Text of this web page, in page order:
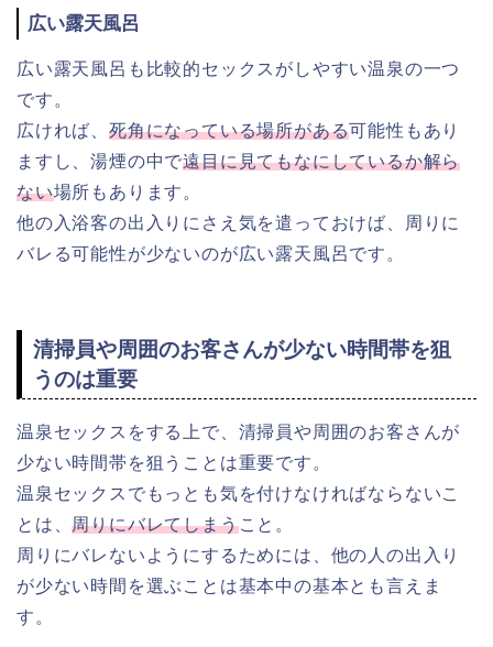
広い露天風呂
広い露天風呂も比較的セックスがしやすい温泉の一つ
です。
広ければ、 死角になっている場所がある可能性もあり
ますし、湯煙の中で遠目に見てもなにしているか解ら
ない場所もあります。
他の入浴客の出入りにさえ気を遣っておけば、周りに
バレる可能性が少ないのが広い露天風呂です。
清掃員や周囲のお客さんが少ない時間帯を狙
うのは重要
温泉セックスをする上で、清掃員や周囲のお客さんが
少ない時間帯を狙うことは重要です。
温泉セックスでもっとも気を付けなければならないこ
とは、周りにバレてしまうこと。
周りにバレないようにするためには、他の人の出入り
が少ない時間を選ぶことは基本中の基本とも言えま
す。